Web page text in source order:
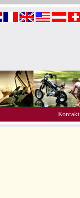
Kontakt